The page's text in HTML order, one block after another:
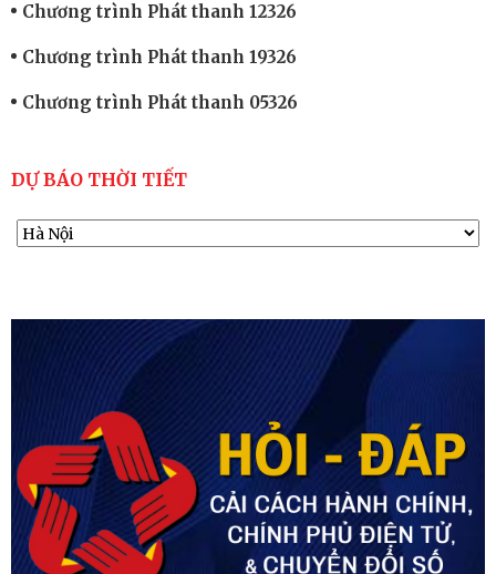
Chương trình Phát thanh 12326
Chương trình Phát thanh 19326
Chương trình Phát thanh 05326
DỰ BÁO THỜI TIẾT